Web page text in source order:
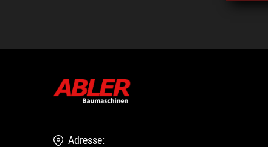
Adresse: